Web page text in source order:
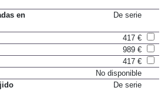
en
De serie
417 €
989 €
417 €
No disponible
De serie